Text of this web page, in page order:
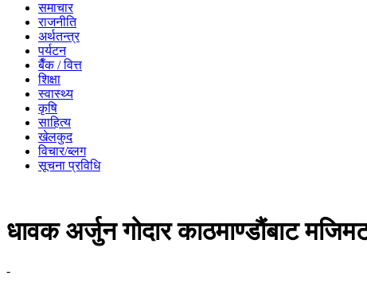
समाचार
राजनीति
अर्थतन्त्र
पर्यटन
बैँक / वित्त
शिक्षा
स्वास्थ्य
कृषि
साहित्य
खेलकुद
विचार/ब्लग
सूचना प्रविधि
धावक अर्जुन गोदार काठमाण्डौंबाट
-